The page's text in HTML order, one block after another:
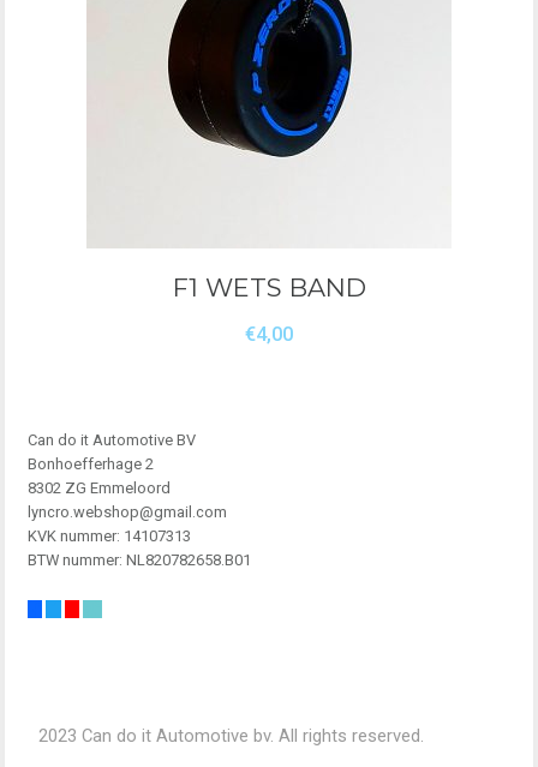
F1 WETS BAND
€4,00
Can do it Automotive BV
Bonhoefferhage 2
8302 ZG Emmeloord
lyncro.webshop@gmail.com
KVK nummer: 14107313
BTW nummer: NL820782658.B01
2023 Can do it Automotive bv. All rights reserved.